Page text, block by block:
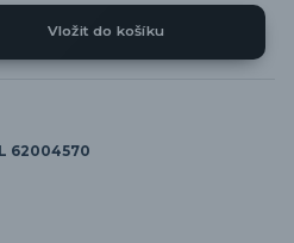
Vložit do košíku
62004570